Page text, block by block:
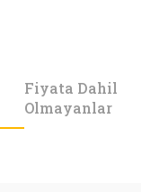
Fiyata Dahil
Olmayanlar